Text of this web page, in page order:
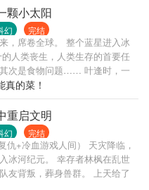
没钱？” “没钱你扯什么犊子，
颗小太阳
幻 完结
，席卷全球。 整个蓝星进入冰
人类丧生，人类生存的首要任
次是食物问题…… 叶逢时，一
表示根本不需要考虑那么多。
只需要在这极寒末世尽情享受
的严寒，叶逢时肆意横行； 别
时随便拿。 别人追不到的女
包装不下怎么办？ 叶逢时：
异能不就成了。 太阳本是无敌
…… 随着时间流逝，幸存者们
秘物质，可以让人类打开基因
的菜！
重启文明
幻 完结
仇+冷血游戏人间） 天灾降临，
冰河纪元。 幸存者林枫在乱世
友背叛，葬身兽群。 上天给了